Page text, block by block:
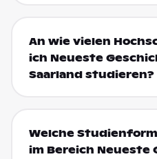
An wie vielen
ich Neueste
Saarland studieren?
Welche
im Bereich Neueste